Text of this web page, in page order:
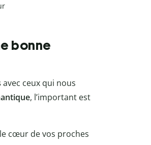
bonne
avec ceux qui nous
, l’important est
cœur de vos proches